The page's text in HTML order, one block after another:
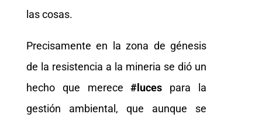
las cosas.
Precisamente en la zona de génesis
de la resistencia a la mineria se dió un
hecho que merece#luces para la
gestión ambiental, que aunque se